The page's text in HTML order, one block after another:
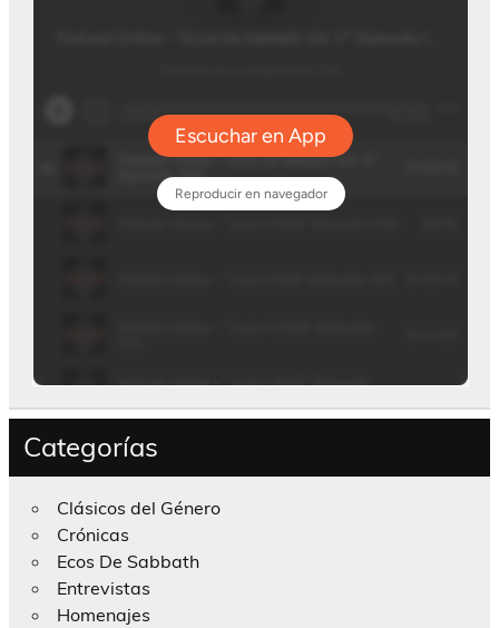
Categorías
Clásicos del Género
Crónicas
Ecos De Sabbath
Entrevistas
Homenajes